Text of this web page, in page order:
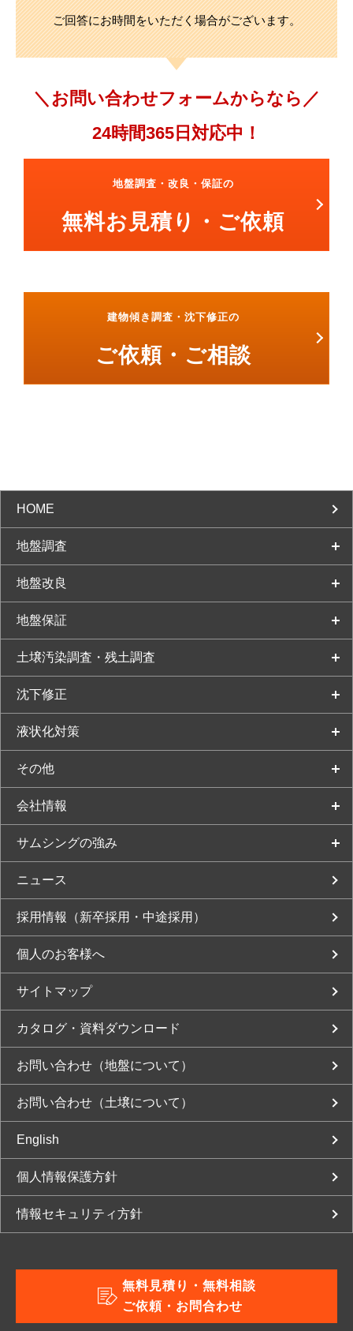
ご回答にお時間をいただく場合がございます。
お問い合わせフォームからなら
24時間365日対応中！
地盤調査・改良・保証の
無料お見積り・ご依頼
建物傾き調査・沈下修正の
ご依頼・ご相談
HOME
地盤調査
地盤改良
地盤保証
土壌汚染調査・残土調査
沈下修正
液状化対策
その他
会社情報
サムシングの強み
ニュース
採用情報（新卒採用・中途採用）
個人のお客様へ
サイトマップ
カタログ・資料ダウンロード
お問い合わせ（地盤について）
お問い合わせ（土壌について）
English
個人情報保護方針
情報セキュリティ方針
無料見積り・無料相談
ご依頼・お問合わせ